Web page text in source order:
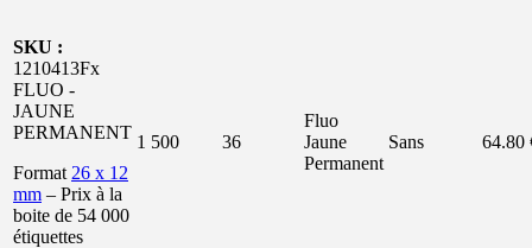
SKU :
1210413Fx
FLUO -
JAUNE
PERMANENT
Format 26 x 12
mm – Prix à la
boite de 54 000
étiquettes
1 500 36
Fluo
Jaune
Permanent
Sans 64.80